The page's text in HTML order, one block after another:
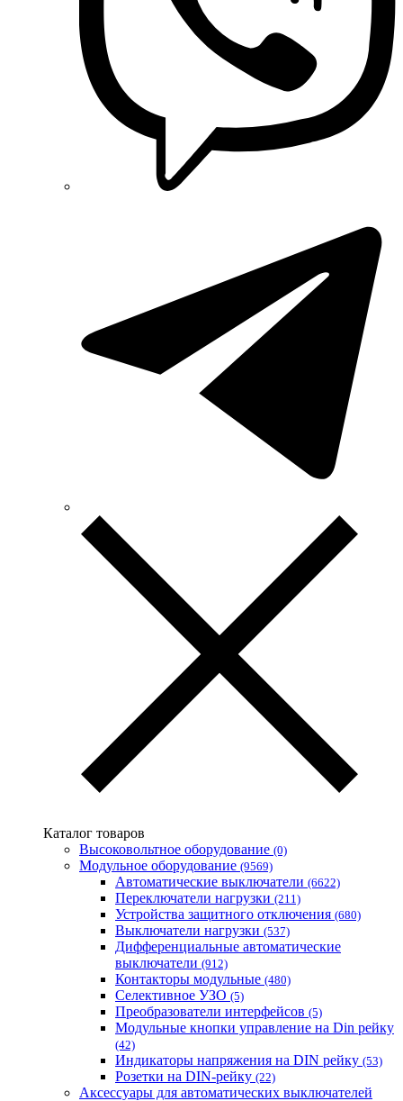
Каталог товаров
Высоковольтное оборудование (0)
Модульное оборудование (9569)
Автоматические выключатели (6622)
Переключатели нагрузки (211)
Устройства защитного отключения (680)
Выключатели нагрузки (537)
Дифференциальные автоматические
выключатели (912)
Контакторы модульные (480)
Селективное УЗО (5)
Преобразователи интерфейсов (5)
Модульные кнопки управление на Din рейку
(42)
Индикаторы напряжения на DIN рейку (53)
Розетки на DIN-рейку (22)
Аксессуары для автоматических выключателей